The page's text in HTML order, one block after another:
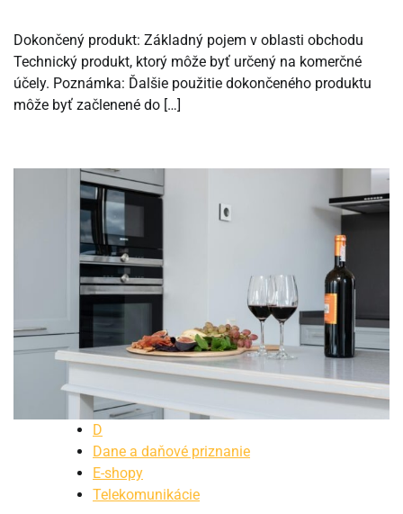
Dokončený produkt: Základný pojem v oblasti obchodu
Technický produkt, ktorý môže byť určený na komerčné
účely. Poznámka: Ďalšie použitie dokončeného produktu
môže byť začlenené do […]
D
Dane a daňové priznanie
E-shopy
Telekomunikácie